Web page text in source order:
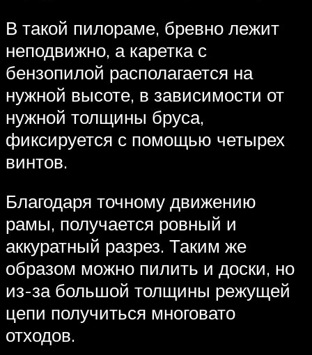
В такой пилораме, бревно лежит
неподвижно, а каретка с
бензопилой располагается на
нужной высоте, в зависимости от
нужной толщины бруса,
фиксируется с помощью четырех
винтов.
Благодаря точному движению
рамы, получается ровный и
аккуратный разрез. Таким же
образом можно пилить и доски, но
из-за большой толщины режущей
цепи получиться многовато
отходов.